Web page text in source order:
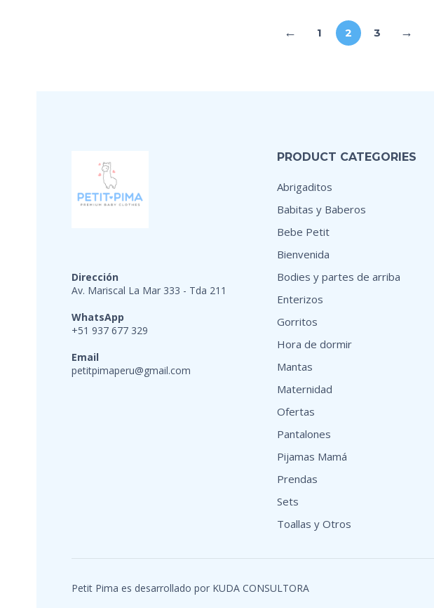
← 1 2 3 →
Dirección
Av. Mariscal La Mar 333 - Tda 211
WhatsApp
+51 937 677 329
Email
petitpimaperu@gmail.com
PRODUCT CATEGORIES
Abrigaditos
Babitas y Baberos
Bebe Petit
Bienvenida
Bodies y partes de arriba
Enterizos
Gorritos
Hora de dormir
Mantas
Maternidad
Ofertas
Pantalones
Pijamas Mamá
Prendas
Sets
Toallas y Otros
Petit Pima es desarrollado por KUDA CONSULTORA